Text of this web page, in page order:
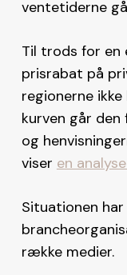
ventetiderne
Til trods for en
prisrabat på
regionerne
kurven går
og
viser en
Situationen
række medier.